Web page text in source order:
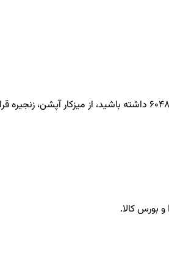
داشته باشید، از میزکار آپشن، زنجیره